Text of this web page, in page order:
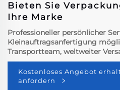
Bieten Sie
Ihre Marke
Professioneller persönlicher
Kleinauftragsanfertigung
Transportteam, weltweiter
Kostenloses Angebot
anfordern